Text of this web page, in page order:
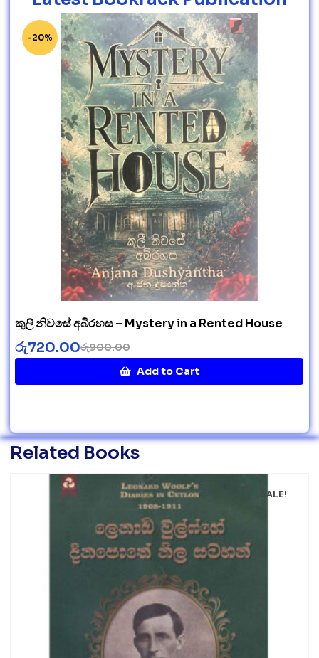
-20%
කුලී නිවසේ අබිරහස – Mystery in a Rented House
රු900.00
රු720.00
Add to Cart
Related Books
SALE!